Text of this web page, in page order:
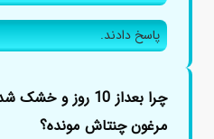
پاسخ دادند.
چرا بعداز 10 روز
مرغون چنتاش مونده؟